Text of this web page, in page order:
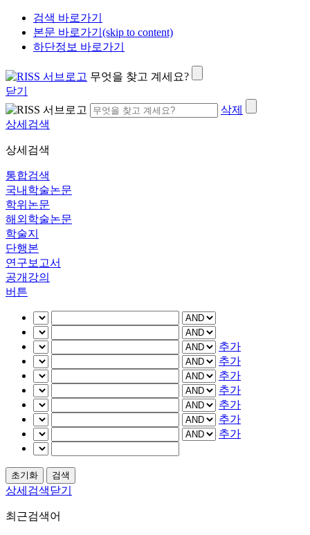
검색 바로가기
본문 바로가기(skip to content)
하단정보 바로가기
무엇을 찾고 계세요?
닫기
삭제
상세검색
상세검색
통합검색
국내학술논문
학위논문
해외학술논문
학술지
단행본
연구보고서
공개강의
버튼
추가
추가
추가
추가
추가
추가
추가
상세검색닫기
최근검색어